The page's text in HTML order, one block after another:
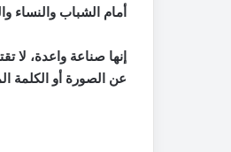
أمام الشباب والنساء
إنها صناعة واعدة، لا
عن الصورة أو الكلمة